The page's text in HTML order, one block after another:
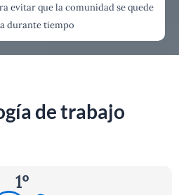
evitar que la comunidad se quede
durante tiempo
de trabajo
1º